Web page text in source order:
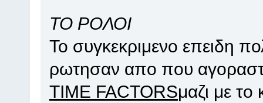
TO ΡΟΛΟΙ
Το συγκεκριμενο επειδη
ρωτησαν απο που
TIME FACTORSμαζι με το